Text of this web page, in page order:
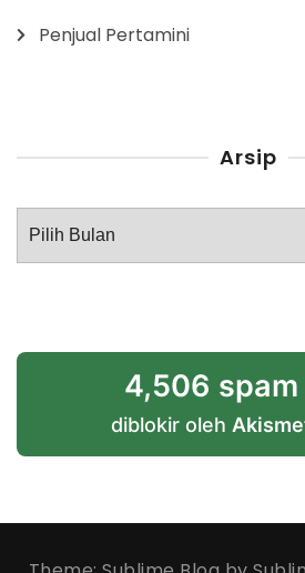
Penjual Pertamini
Arsip
Arsip
4,506 spam
diblokir oleh